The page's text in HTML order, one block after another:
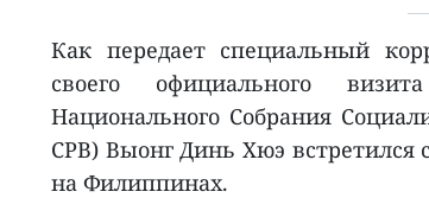
Как передает специальный
своего официального
Национального Собрания
СРВ) Выонг Динь Хюэ встретился
на Филиппинах.